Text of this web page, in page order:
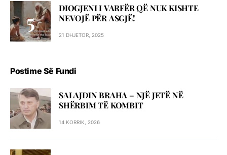
DIOGJENI I VARFËR QË NUK KISHTE
NEVOJË PËR ASGJË!
21 DHJETOR, 2025
Postime Së Fundi
SALAJDIN BRAHA – NJЁ JETЁ NЁ
SHЁRBIM TЁ KOMBIT
14 KORRIK, 2026